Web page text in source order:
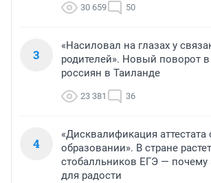
30 659 50
3
«Насиловал на глазах у
родителей». Новый поворот
россиян в Таиланде
23 381 36
4
«Дисквалификация аттестата
образовании». В стране
стобалльников ЕГЭ — почему
для радости